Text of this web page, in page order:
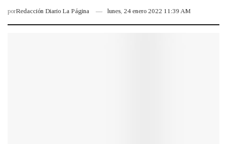
porRedacción Diario La Página lunes, 24 enero 2022 11:39 AM